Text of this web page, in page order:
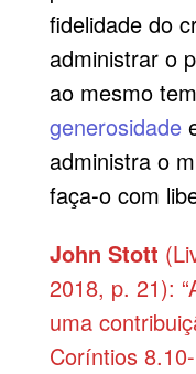
fidelidade do
administrar o
ao mesmo
generosidade
administra o
faça-o com
John Stott
2018, p. 21):
uma
Coríntios